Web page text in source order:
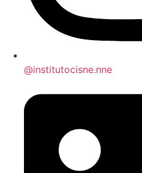
@institutocisne.nne